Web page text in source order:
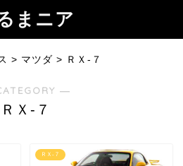
まニア
> マツダ > ＲＸ-７
―
ＲＸ-７
ＲＸ-７